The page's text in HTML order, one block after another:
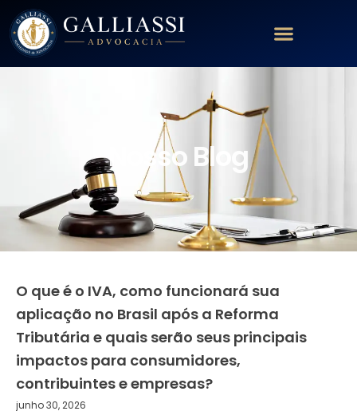
Nosso Blog
O que é o IVA, como funcionará sua
aplicação no Brasil após a Reforma
Tributária e quais serão seus principais
impactos para consumidores,
contribuintes e empresas?
junho 30, 2026